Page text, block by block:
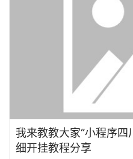
我来教教大家“小程序
细开挂教程分享